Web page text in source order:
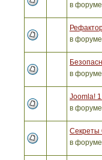
в форуме
в форуме
в форуме
Joomla!
в форуме
Секреты
в форуме